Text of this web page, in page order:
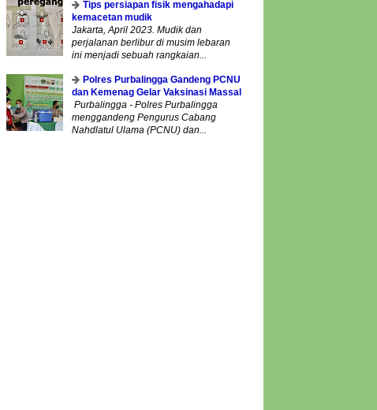
Tips persiapan fisik mengahadapi
kemacetan mudik
Jakarta, April 2023. Mudik dan
perjalanan berlibur di musim lebaran
ini menjadi sebuah rangkaian...
Polres Purbalingga Gandeng PCNU
dan Kemenag Gelar Vaksinasi Massal
Purbalingga - Polres Purbalingga
menggandeng Pengurus Cabang
Nahdlatul Ulama (PCNU) dan...